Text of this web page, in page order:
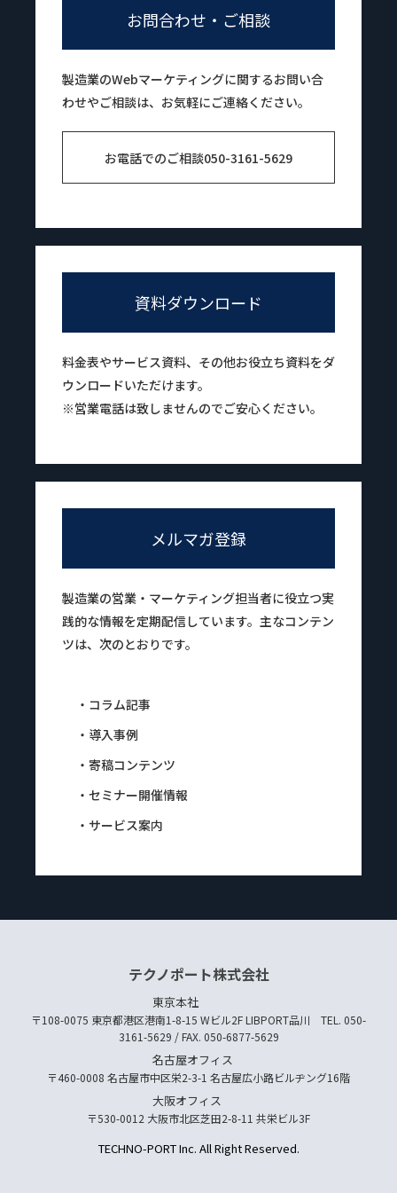
お問合わせ・ご相談
製造業のWebマーケティングに関するお問い合
わせやご相談は、お気軽にご連絡ください。
お電話でのご相談050-3161-5629
資料ダウンロード
料金表やサービス資料、その他お役立ち資料をダ
ウンロードいただけます。
※営業電話は致しませんのでご安心ください。
メルマガ登録
製造業の営業・マーケティング担当者に役立つ実
践的な情報を定期配信しています。主なコンテン
ツは、次のとおりです。
・コラム記事
・導入事例
・寄稿コンテンツ
・セミナー開催情報
・サービス案内
テクノポート株式会社
東京本社
〒108-0075 東京都港区港南1-8-15 Wビル2F LIBPORT品川 TEL. 050-
3161-5629 / FAX. 050-6877-5629
名古屋オフィス
〒460-0008 名古屋市中区栄2-3-1 名古屋広小路ビルヂング16階
大阪オフィス
〒530-0012 大阪市北区芝田2-8-11 共栄ビル3F
TECHNO-PORT Inc. All Right Reserved.